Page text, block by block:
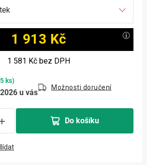
1 913 Kč
1 581 Kč bez DPH
ks)
u vás
Možnosti doručení
Do košíku